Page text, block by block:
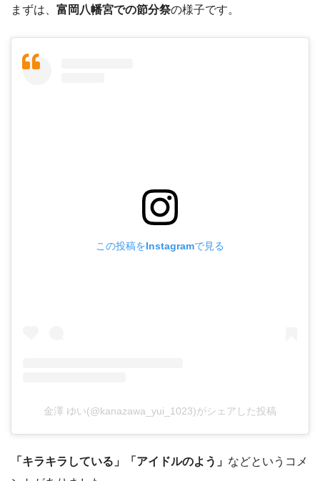
まずは、 富岡八幡宮での節分祭の様子です。
この投稿をInstagramで見る
金澤 ゆい(@kanazawa_yui_1023)がシェアした投稿
「キラキラしている」「アイドルのよう」 などというコメ